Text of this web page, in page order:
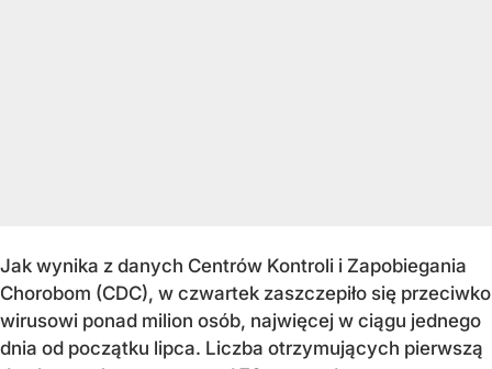
Jak wynika z danych Centrów Kontroli i Zapobiegania
Chorobom (CDC), w czwartek zaszczepiło się przeciwko
wirusowi ponad milion osób, najwięcej w ciągu jednego
dnia od początku lipca. Liczba otrzymujących pierwszą